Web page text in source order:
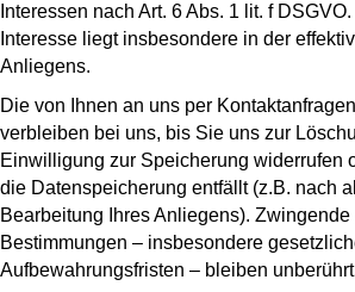
Interessen nach Art. 6 Abs. 1 lit. f
Interesse liegt insbesondere in der
Anliegens.
Die von Ihnen an uns per
verbleiben bei uns, bis Sie uns zur
Einwilligung zur Speicherung widerrufen
die Datenspeicherung entfällt (z.B. nach
Bearbeitung Ihres Anliegens).
Bestimmungen – insbesondere
Aufbewahrungsfristen – bleiben